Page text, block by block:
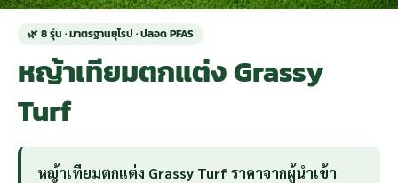
🌿 8 รุ่น · มาตรฐานยุโรป · ปลอด PFAS
หญ้าเทียมตกแต่ง Grassy
Turf
หญ้าเทียมตกแต่ง Grassy Turf ราคาจากผู้นำเข้า